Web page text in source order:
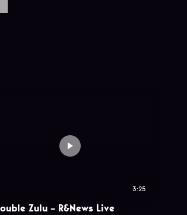
3:25
Zulu – R&News Live